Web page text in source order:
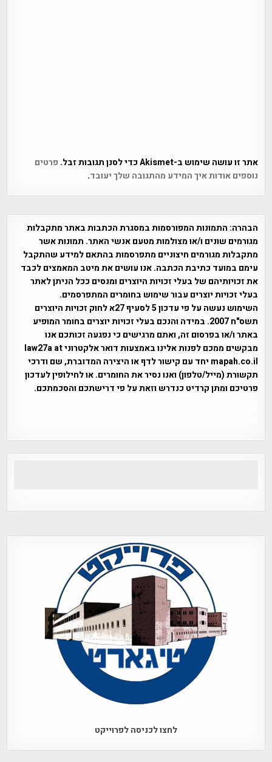
אתר זו עושה שימוש ב-Akismet כדי לסנן תגובות זבל.
פרטים
נוספים אודות איך המידע מהתגובה שלך יעובד.
הבהרה: התמונות המפורסמות במסגרת הכתבות באתר מתקבלות
מגורמים שונים ו/או מצולמות מטעם אנשי האתר. תמונות אשר
מתקבלות מגורמים חיצוניים מתפרסמות בהתאם למידע שהתקבל
עימם במועד כתיבת הכתבה. אנו עושים את מיטב המאמצים לכבד
את זכויותיהם של בעלי זכויות היוצרים ומנסים ככל הניתן לאתר
בעלי זכויות יוצרים עבור שימוש בחומרים המתפרסמים.
השימוש נעשה על פי עדכון 5 לסעיף 27א לחוק זכויות היוצרים
תשס"ח 2007. במידה והנכם בעלי זכויות יוצרים בחומר המופיע
באתר ו/או בפרסום זה, ואתם מרגישים כי נפגעה זכותכם אנו
מבקשים ממכם לפנות אלינו באמצעות דואר אלקטרוני law27a at
mapah.co.il יחד עם קישור לדף או היצירה המדוברת, שם ודרכי
תקשורת (מייל/טלפון) ואנו נסיר את החומרים. או לחילופין לעדכון
פרטיכם ומתן קרדיט כנדרש וזאת על פי דרישתכם והסכמתכם.
לחצו לכניסה לפרוייקט